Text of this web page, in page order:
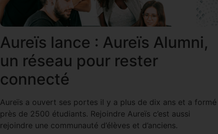
Aureïs lance : Aureïs Alumni,
un réseau pour rester
connecté
Aureïs a ouvert ses portes il y a plus de dix ans et a formé
près de 2500 étudiants. Rejoindre Aureïs c’est aussi
rejoindre une communauté d’élèves et d’anciens.